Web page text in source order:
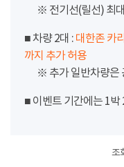
※ 전기선(릴선) 최대
■ 차량 2대 : 대한존 카
까지 추가 허용
※ 추가 일반차량은
■ 이벤트 기간에는 1박
조